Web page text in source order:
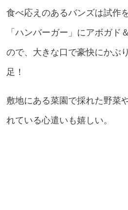
食べ応えのあるバンズは試作
「ハンバーガー」にアボガ
ので、大きな口で豪快にかぶ
足！
敷地にある菜園で採れた野菜
れている心遣いも嬉しい。